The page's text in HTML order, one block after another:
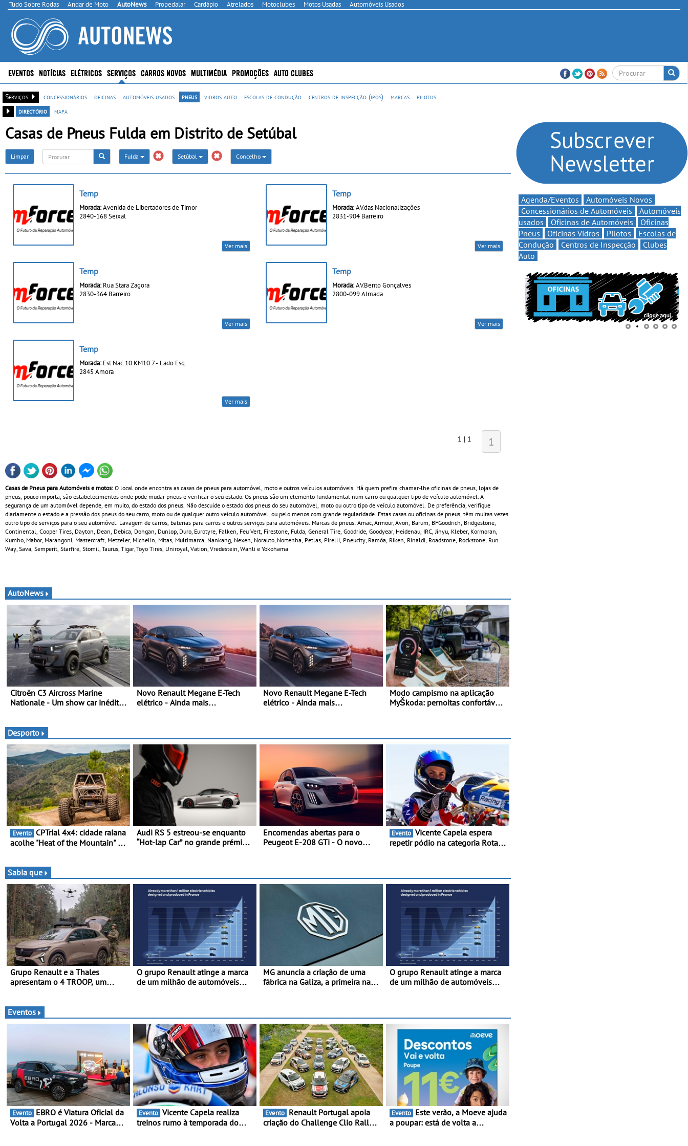
Tudo Sobre Rodas Andar de Moto AutoNews Propedalar Cardápio Atrelados Motoclubes Motos Usadas Automóveis Usados
EVENTOS NOTÍCIAS ELÉTRICOS SERVIÇOS CARROS NOVOS MULTIMÉDIA PROMOÇÕES AUTO CLUBES
Serviços concessionários oficinas automóveis usados pneus vidros auto escolas de condução centros de inspecção (ipos) marcas
pilotos
directório
mapa
Casas de Pneus Fulda em Distrito de Setúbal
Limpar Fulda Setúbal Concelho
Temp
Morada:Avenida de Libertadores de Timor
2840-168 Seixal
Ver mais
Temp
Morada:AV.das Nacionalizações
2831-904 Barreiro
Ver mais
Temp
Morada: Rua Stara Zagora
2830-364 Barreiro
Ver mais
Temp
Morada:AV.Bento Gonçalves
2800-099 Almada
Ver mais
Temp
Morada: Est.Nac.10 KM10.7 - Lado Esq.
2845 Amora
Ver mais
1 | 1 1
Casas de Pneus para Automóveis e motos: O local onde encontra as casas de pneus para automóvel, moto e outros veículos automóveis. Há quem prefira chamar-lhe oficinas de pneus, lojas de
pneus, pouco importa, são estabelecimentos onde pode mudar pneus e verificar o seu estado. Os pneus são um elemento fundamental num carro ou qualquer tipo de veículo automóvel. A
segurança de um automóvel depende, em muito, do estado dos pneus. Não descuide o estado dos pneus do seu automóvel, moto ou outro tipo de veículo automóvel. De preferência, verifique
diariamente o estado e a pressão dos pneus do seu carro, moto ou de qualquer outro veículo automóvel, ou pelo menos com grande regularidade. Estas casas ou oficinas de pneus, têm muitas vezes
outro tipo de serviços para o seu automóvel. Lavagem de carros, baterias para carros e outros serviços para automóveis. Marcas de pneus: Amac, Armour, Avon, Barum, BFGoodrich, Bridgestone,
Continental, Cooper Tires, Dayton, Dean, Debica, Dongan, Dunlop, Duro, Eurotyre, Falken, Feu Vert, Firestone, Fulda, General Tire, Goodride, Goodyear, Heidenau, IRC, Jinyu, Kleber, Kormoran,
Kumho, Mabor, Marangoni, Mastercraft, Metzeler, Michelin, Mitas, Multimarca, Nankang, Nexen, Norauto, Nortenha, Petlas, Pirelli, Pneucity, Ramôa, Riken, Rinaldi, Roadstone, Rockstone, Run
Way, Sava, Semperit, Starfire, Stomil, Taurus, Tigar, Toyo Tires, Uniroyal, Vation, Vredestein, Wanli e Yokohama
AutoNews
Citroën C3 Aircross Marine
Nationale - Um show car inédito
Novo Renault Megane E-Tech
elétrico - Ainda mais
Novo Renault Megane E-Tech
elétrico - Ainda mais
Modo campismo na aplicação
MyŠkoda: pernoitas confortáveis
Desporto
Evento
acolhe "Heat of the Mountain" -
Audi RS 5 estreou-se enquanto
“Hot-lap Car” no grande prémio
Encomendas abertas para o
Peugeot E-208 GTi - O novo
Evento
repetir pódio na categoria Rotax
melhores na 2.ª ronda da RMC
Portugal 2026
Sabia que
Grupo Renault e a Thales
apresentam o 4 TROOP, um
terrestres
O grupo Renault atinge a marca
de um milhão de automóveis
MG anuncia a criação de uma
fábrica na Galiza, a primeira na
anual de até 120.000 veículos
O grupo Renault atinge a marca
de um milhão de automóveis
Eventos
Evento
Volta a Portugal 2026 - Marca
Evento
treinos rumo à temporada do
Evento
criação do Challenge Clio Rally5
Evento
a poupar: está de volta a
Agenda/Eventos
Automóveis Novos
Concessionários de Automóveis
Automóveis
usados
Oficinas de Automóveis
Oficinas
Pneus
Oficinas Vidros Pilotos
Escolas de
Condução
Centros de Inspecção
Clubes
Auto